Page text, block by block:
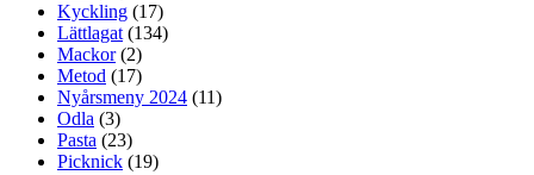
Kyckling (17)
Lättlagat (134)
Mackor(2)
Metod (17)
Nyårsmeny 2024 (11)
Odla (3)
Pasta (23)
Picknick (19)